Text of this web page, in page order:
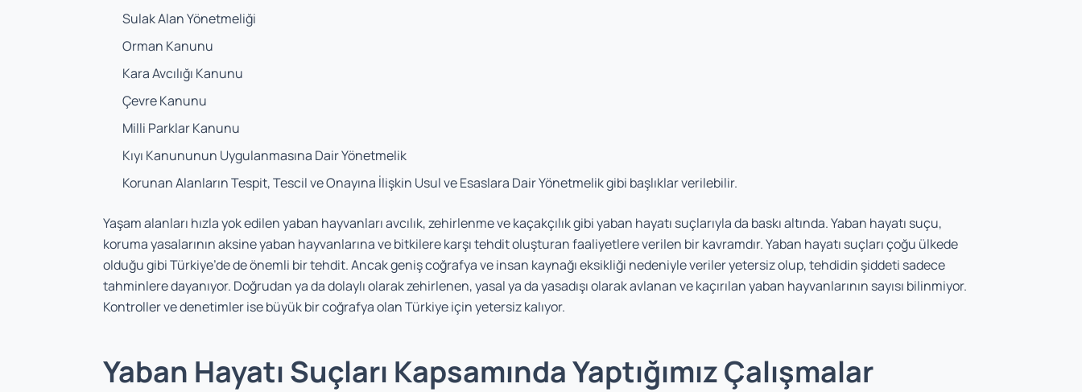
Sulak Alan Yönetmeliği
Orman Kanunu
Kara Avcılığı Kanunu
Çevre Kanunu
Milli Parklar Kanunu
Kıyı Kanununun Uygulanmasına Dair Yönetmelik
Korunan Alanların Tespit, Tescil ve Onayına İlişkin Usul ve Esaslara Dair Yönetmelik gibi başlıklar verilebilir.
Yaşam alanları hızla yok edilen yaban hayvanları avcılık, zehirlenme ve kaçakçılık gibi yaban hayatı suçlarıyla da baskı altında. Yaban hayatı suçu,
koruma yasalarının aksine yaban hayvanlarına ve bitkilere karşı tehdit oluşturan faaliyetlere verilen bir kavramdır. Yaban hayatı suçları çoğu ülkede
olduğu gibi Türkiye’de de önemli bir tehdit. Ancak geniş coğrafya ve insan kaynağı eksikliği nedeniyle veriler yetersiz olup, tehdidin şiddeti sadece
tahminlere dayanıyor. Doğrudan ya da dolaylı olarak zehirlenen, yasal ya da yasadışı olarak avlanan ve kaçırılan yaban hayvanlarının sayısı bilinmiyor.
Kontroller ve denetimler ise büyük bir coğrafya olan Türkiye için yetersiz kalıyor.
Yaban Hayatı Suçları Kapsamında Yaptığımız Çalışmalar